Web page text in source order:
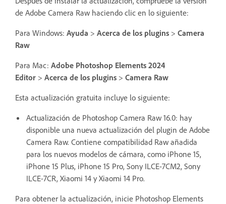
de Adobe Camera Raw haciendo clic en lo siguiente:
Para Windows: Ayuda > Acerca de los plugins > Camera
Raw
Para Mac: Adobe Photoshop Elements 2024
Editor > Acerca de los plugins > Camera Raw
Esta actualización gratuita incluye lo siguiente:
Actualización de Photoshop Camera Raw 16.0: hay
disponible una nueva actualización del plugin de Adobe
Camera Raw. Contiene compatibilidad Raw añadida
para los nuevos modelos de cámara, como iPhone 15,
iPhone 15 Plus, iPhone 15 Pro, Sony ILCE-7CM2, Sony
ILCE-7CR, Xiaomi 14 y Xiaomi 14 Pro.
Para obtener la actualización, inicie Photoshop Elements